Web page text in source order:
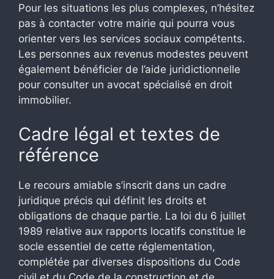
Pour les situations les plus complexes, n’hésitez
pas à contacter votre mairie qui pourra vous
orienter vers les services sociaux compétents.
Les personnes aux revenus modestes peuvent
également bénéficier de l’aide juridictionnelle
pour consulter un avocat spécialisé en droit
immobilier.
Cadre légal et textes de
référence
Le recours amiable s’inscrit dans un cadre
juridique précis qui définit les droits et
obligations de chaque partie. La loi du 6 juillet
1989 relative aux rapports locatifs constitue le
socle essentiel de cette réglementation,
complétée par diverses dispositions du Code